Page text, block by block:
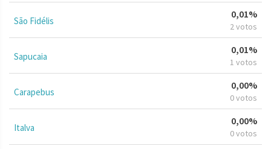
São Fidélis
0,01%
2 votos
Sapucaia
0,01%
1 votos
Carapebus
0,00%
0 votos
Italva
0,00%
0 votos